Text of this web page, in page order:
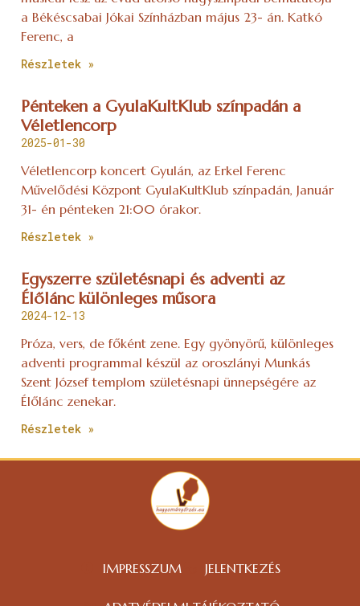
a Békéscsabai Jókai Színházban május 23- án. Katkó
Ferenc, a
Részletek »
Pénteken a GyulaKultKlub színpadán a
Véletlencorp
2025-01-30
Véletlencorp koncert Gyulán, az Erkel Ferenc
Művelődési Központ GyulaKultKlub színpadán, Január
31- én pénteken 21:00 órakor.
Részletek »
Egyszerre születésnapi és adventi az
Élőlánc különleges műsora
2024-12-13
Próza, vers, de főként zene. Egy gyönyörű, különleges
adventi programmal készül az oroszlányi Munkás
Szent József templom születésnapi ünnepségére az
Élőlánc zenekar.
Részletek »
IMPRESSZUM JELENTKEZÉS